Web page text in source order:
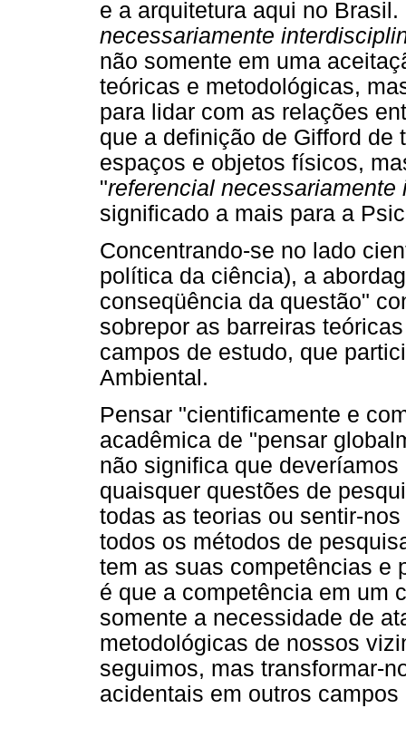
e a arquitetura aqui no
necessariamente
não somente em uma
teóricas e metodológicas,
para lidar com as relações
que a definição de Gifford de
espaços e objetos físicos,
"referencial necessariamente
significado a mais para a
Concentrando-se no lado
política da ciência), a
conseqüência da questão"
sobrepor as barreiras
campos de estudo, que
Ambiental.
Pensar "cientificamente e
acadêmica de "pensar
não significa que
quaisquer questões de
todas as teorias ou sentir-
todos os métodos de
tem as suas competências e
é que a competência em um
somente a necessidade de
metodológicas de nossos
seguimos, mas transformar-
acidentais em outros campos